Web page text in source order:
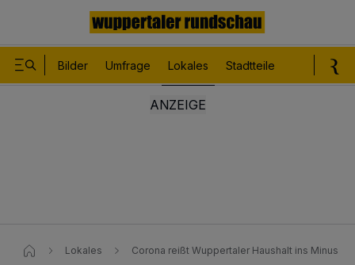
Bilder Umfrage Lokales Stadtteile
Lokales Corona reißt Wuppertaler Haushalt ins Minus